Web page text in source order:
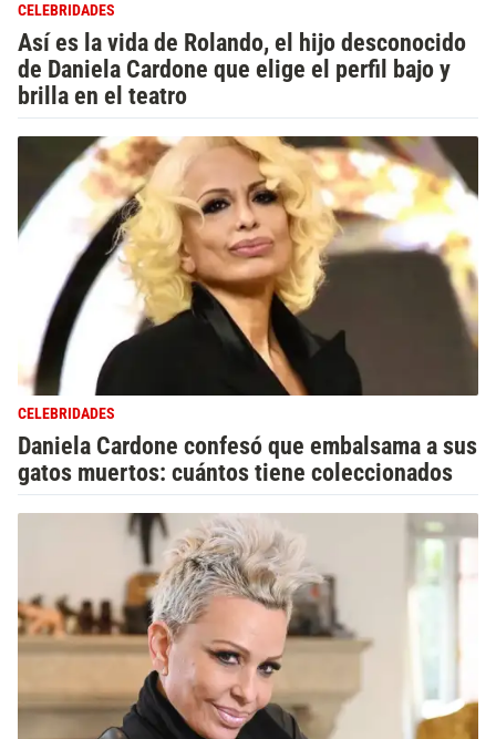
CELEBRIDADES
Así es la vida de Rolando, el hijo desconocido
de Daniela Cardone que elige el perfil bajo y
brilla en el teatro
CELEBRIDADES
Daniela Cardone confesó que embalsama a sus
gatos muertos: cuántos tiene coleccionados